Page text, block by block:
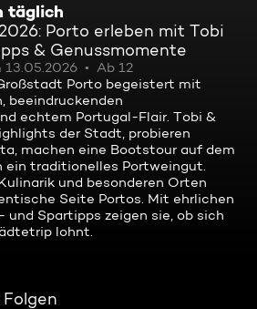
täglich
Porto erleben mit Tobi
& Genussmomente
13.05.2026
Ab 12
Porto begeistert mit
beeindruckenden
echtem Portugal-Flair. Tobi &
der Stadt, probieren
machen eine Bootstour auf dem
ein traditionelles Portweingut.
und besonderen Orten
Seite Portos. Mit ehrlichen
und Spartipps zeigen sie, ob sich
lohnt.